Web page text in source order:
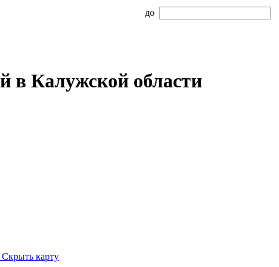
до
в Калужской области
Скрыть карту